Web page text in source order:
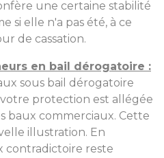
une certaine stabilité
si elle n'a pas été, à ce
de cassation.
en bail dérogatoire :
sous bail dérogatoire
protection est allégée
baux commerciaux. Cette
illustration. En
contradictoire reste